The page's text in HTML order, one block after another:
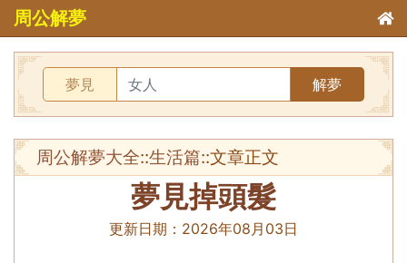
周公解夢
夢見 解夢
周公解夢大全::生活篇::文章正文
夢見掉頭髮
更新日期： 2026年08月03日